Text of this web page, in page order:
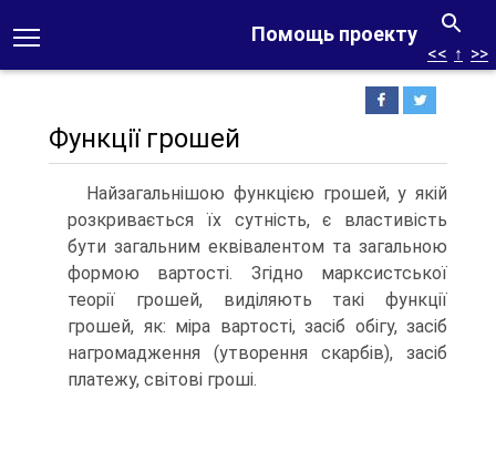
Помощь проекту
<< ↑ >>
Функції грошей
Найзагальнішою функцією грошей, у якій
розкривається їх сутність, є властивість
бути загальним еквівалентом та загальною
формою вартості. Згідно марксистської
теорії грошей, виділяють такі функції
грошей, як: міра вартості, засіб обігу, засіб
нагромадження (утворення скарбів), засіб
платежу, світові гроші.